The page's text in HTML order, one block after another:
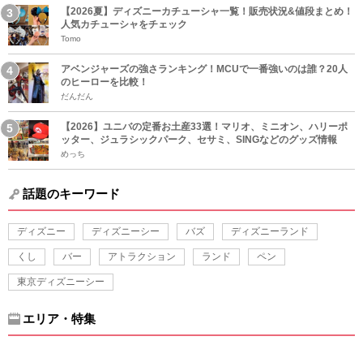
【2026夏】ディズニーカチューシャ一覧！販売状況&値段まとめ！
人気カチューシャをチェック
Tomo
アベンジャーズの強さランキング！MCUで一番強いのは誰？20人
のヒーローを比較！
だんだん
【2026】ユニバの定番お土産33選！マリオ、ミニオン、ハリーポ
ッター、ジュラシックパーク、セサミ、SINGなどのグッズ情報
めっち
話題のキーワード
ディズニー ディズニーシー バズ ディズニーランド
くし バー アトラクション ランド ペン
東京ディズニーシー
エリア・特集